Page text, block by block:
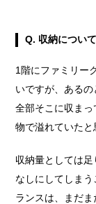
Q. 収納につい
1階にファミリー
いですが、ある
全部そこに収ま
物で溢れていたと
収納量としては
なしにしてしま
ランスは、まだ